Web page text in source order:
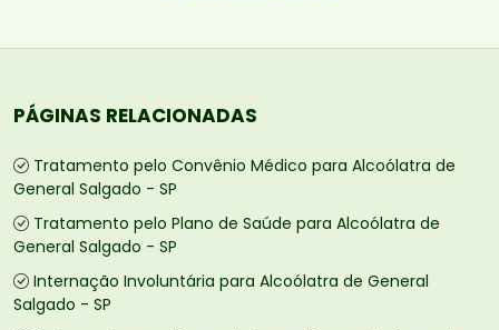
PÁGINAS RELACIONADAS
Tratamento pelo Convênio Médico para Alcoólatra de
General Salgado - SP
Tratamento pelo Plano de Saúde para Alcoólatra de
General Salgado - SP
Internação Involuntária para Alcoólatra de General
Salgado - SP